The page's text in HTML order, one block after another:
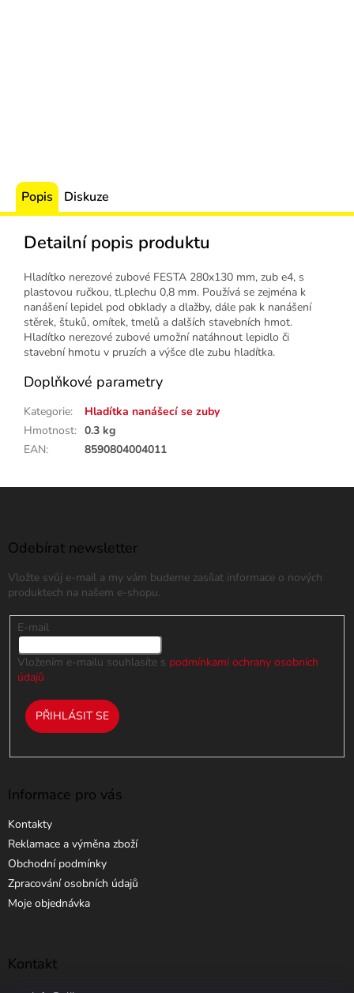
Popis Diskuze
Detailní popis produktu
Hladítko nerezové zubové FESTA 280x130 mm, zub e4, s
plastovou ručkou, tl.plechu 0,8 mm. Používá se zejména k
nanášení lepidel pod obklady a dlažby, dále pak k nanášení
stěrek, štuků, omítek, tmelů a dalších stavebních hmot.
Hladítko nerezové zubové umožní natáhnout lepidlo či
stavební hmotu v pruzích a výšce dle zubu hladítka.
Doplňkové parametry
Kategorie:
Hladítka nanášecí se zuby
Hmotnost: 0.3 kg
EAN: 8590804004011
Z
Odebírat newsletter
Vložte svůj e-mail a my vám budeme zasílat informace o nových
produktech na našem e-shopu.
E-mail
Vložením e-mailu souhlasíte s podmínkami ochrany osobních
údajů
PŘIHLÁSIT SE
Informace pro vás
Kontakty
Reklamace a výměna zboží
Obchodní podmínky
Zpracování osobních údajů
Moje objednávka
Kontakt